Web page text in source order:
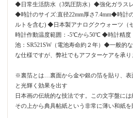
◆日常生活防水（3気圧防水）◆強化ガラス
◆時計のサイズ:直径22mm厚さ7.4mm◆時計
ルトを含む) ◆日本製アナログクウォーツ（
時計作動温度範囲：-5℃から50℃ ◆時計精度
池：SR521SW（電池寿命約２年）◆一般的
な仕様ですが、弊社でもアフターケアを承り
※裏箔とは…裏面から金や銀の箔を貼り、表
と光輝く効果を出す
日本画の伝統的な技法です。この文字盤には
その上から典具帖紙という非常に薄い和紙を